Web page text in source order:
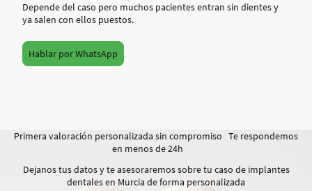
Depende del caso pero muchos pacientes entran sin dientes y
ya salen con ellos puestos.
Hablar por WhatsApp
Primera valoración personalizada sin compromiso Te respondemos
en menos de 24h
Dejanos tus datos y te asesoraremos sobre tu caso de implantes
dentales en Murcia de forma personalizada